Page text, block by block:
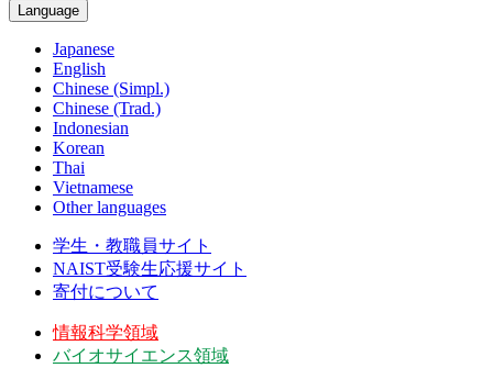
Language
Japanese
English
Chinese (Simpl.)
Chinese (Trad.)
Indonesian
Korean
Thai
Vietnamese
Other languages
学生・教職員サイト
NAIST受験生応援サイト
寄付について
情報科学領域
バイオサイエンス領域